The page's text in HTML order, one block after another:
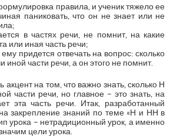
правила, и ученик тяжело ее
паниковать, что он не знает или не
в частях речи, не помнит, на какие
или иная часть речи;
придется отвечать на вопрос: сколько
иной части речи, а он этого не помнит.
акцент на том, что важно знать, сколько Н
части речи, но главное – это знать, на
эта часть речи. Итак, разработанный
закрепление знаний по теме «Н и НН в
урока – нетрадиционный урок, а именно
цели урока.